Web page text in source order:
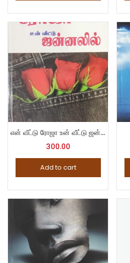
என் வீட்டு ரோஜா உன் வீட்டு ஜன்னலில்
300.00
Add to cart